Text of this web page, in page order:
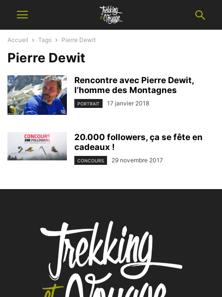
Accueil Tags Pierre Dewit
Pierre Dewit
Rencontre avec Pierre Dewit,
l’homme des Montagnes
PORTRAIT 17 janvier 2018
20.000 followers, ça se fête en
cadeaux !
CONCOURS 29 novembre 2017